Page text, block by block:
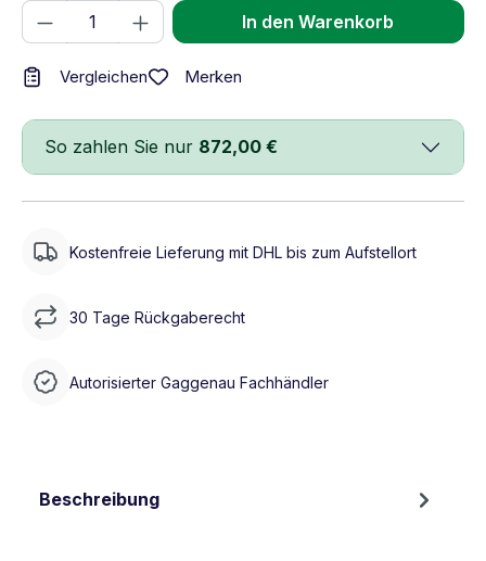
Produkt Anzahl: Gib den gewünschten
In den Warenkorb
Vergleichen Merken
So zahlen Sie nur 872,00 €
Kostenfreie Lieferung mit DHL bis zum Aufstellort
30 Tage Rückgaberecht
Autorisierter Gaggenau Fachhändler
Beschreibung